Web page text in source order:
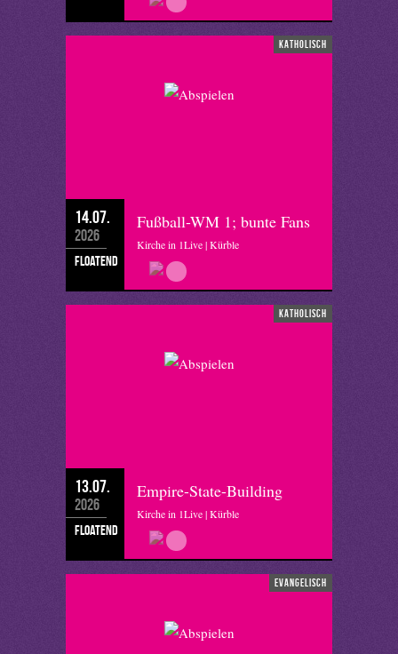
katholisch
14.07.
2026
floatend
Fußball-WM 1; bunte Fans
Kirche in 1Live | Kürble
katholisch
13.07.
2026
floatend
Empire-State-Building
Kirche in 1Live | Kürble
evangelisch